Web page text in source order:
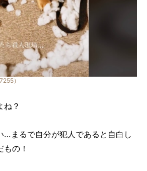
）
ね？
…まるで自分が犯人であると自白し
の！